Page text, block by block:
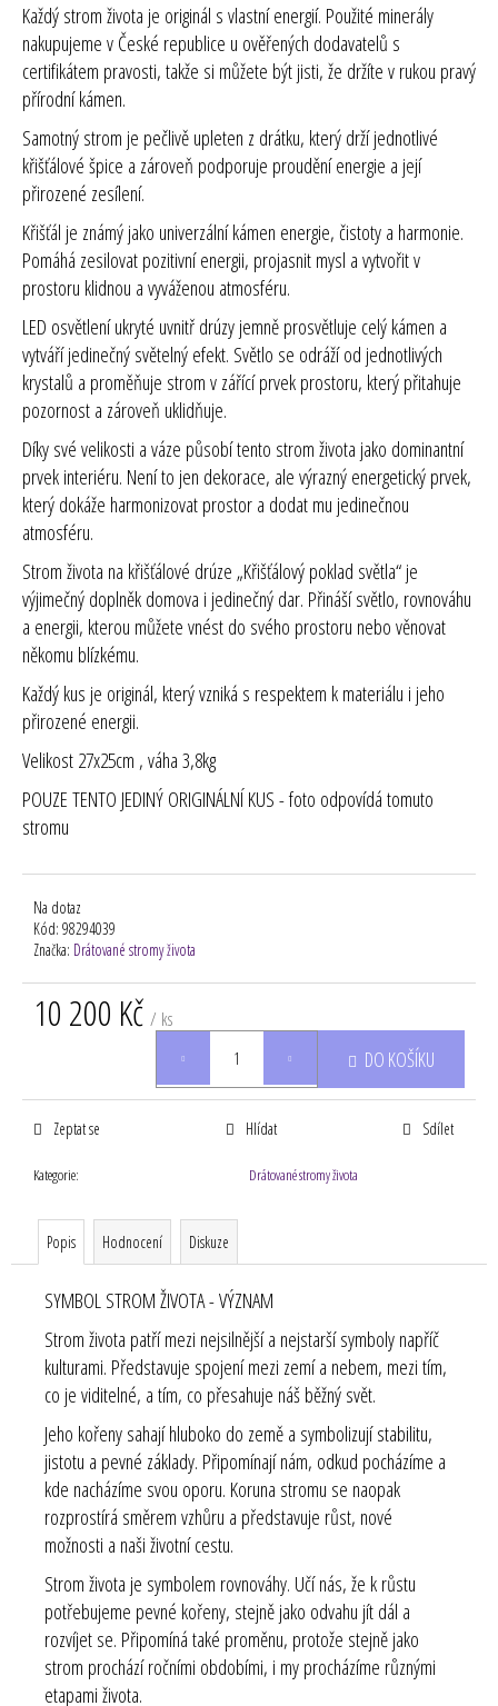
Každý strom života je originál s vlastní energií. Použité minerály
nakupujeme v České republice u ověřených dodavatelů s
certifikátem pravosti, takže si můžete být jisti, že držíte v rukou pravý
přírodní kámen.
Samotný strom je pečlivě upleten z drátku, který drží jednotlivé
křišťálové špice a zároveň podporuje proudění energie a její
přirozené zesílení.
Křišťál je známý jako univerzální kámen energie, čistoty a harmonie.
Pomáhá zesilovat pozitivní energii, projasnit mysl a vytvořit v
prostoru klidnou a vyváženou atmosféru.
LED osvětlení ukryté uvnitř drúzy jemně prosvětluje celý kámen a
vytváří jedinečný světelný efekt. Světlo se odráží od jednotlivých
krystalů a proměňuje strom v zářící prvek prostoru, který přitahuje
pozornost a zároveň uklidňuje.
Díky své velikosti a váze působí tento strom života jako dominantní
prvek interiéru. Není to jen dekorace, ale výrazný energetický prvek,
který dokáže harmonizovat prostor a dodat mu jedinečnou
atmosféru.
Strom života na křišťálové drúze „Křišťálový poklad světla“ je
výjimečný doplněk domova i jedinečný dar. Přináší světlo, rovnováhu
a energii, kterou můžete vnést do svého prostoru nebo věnovat
někomu blízkému.
Každý kus je originál, který vzniká s respektem k materiálu i jeho
přirozené energii.
Velikost 27x25cm , váha 3,8kg
POUZE TENTO JEDINÝ ORIGINÁLNÍ KUS - foto odpovídá tomuto
stromu
Na dotaz
Kód: 98294039
Značka: Drátované stromy života
10 200 Kč / ks
DO KOŠÍKU
Kategorie: Drátované stromy života
Zeptat se Hlídat Sdílet
Popis Hodnocení Diskuze
SYMBOL STROM ŽIVOTA - VÝZNAM
Strom života patří mezi nejsilnější a nejstarší symboly napříč
kulturami. Představuje spojení mezi zemí a nebem, mezi tím,
co je viditelné, a tím, co přesahuje náš běžný svět.
Jeho kořeny sahají hluboko do země a symbolizují stabilitu,
jistotu a pevné základy. Připomínají nám, odkud pocházíme a
kde nacházíme svou oporu. Koruna stromu se naopak
rozprostírá směrem vzhůru a představuje růst, nové
možnosti a naši životní cestu.
Strom života je symbolem rovnováhy. Učí nás, že k růstu
potřebujeme pevné kořeny, stejně jako odvahu jít dál a
rozvíjet se. Připomíná také proměnu, protože stejně jako
strom prochází ročními obdobími, i my procházíme různými
etapami života.